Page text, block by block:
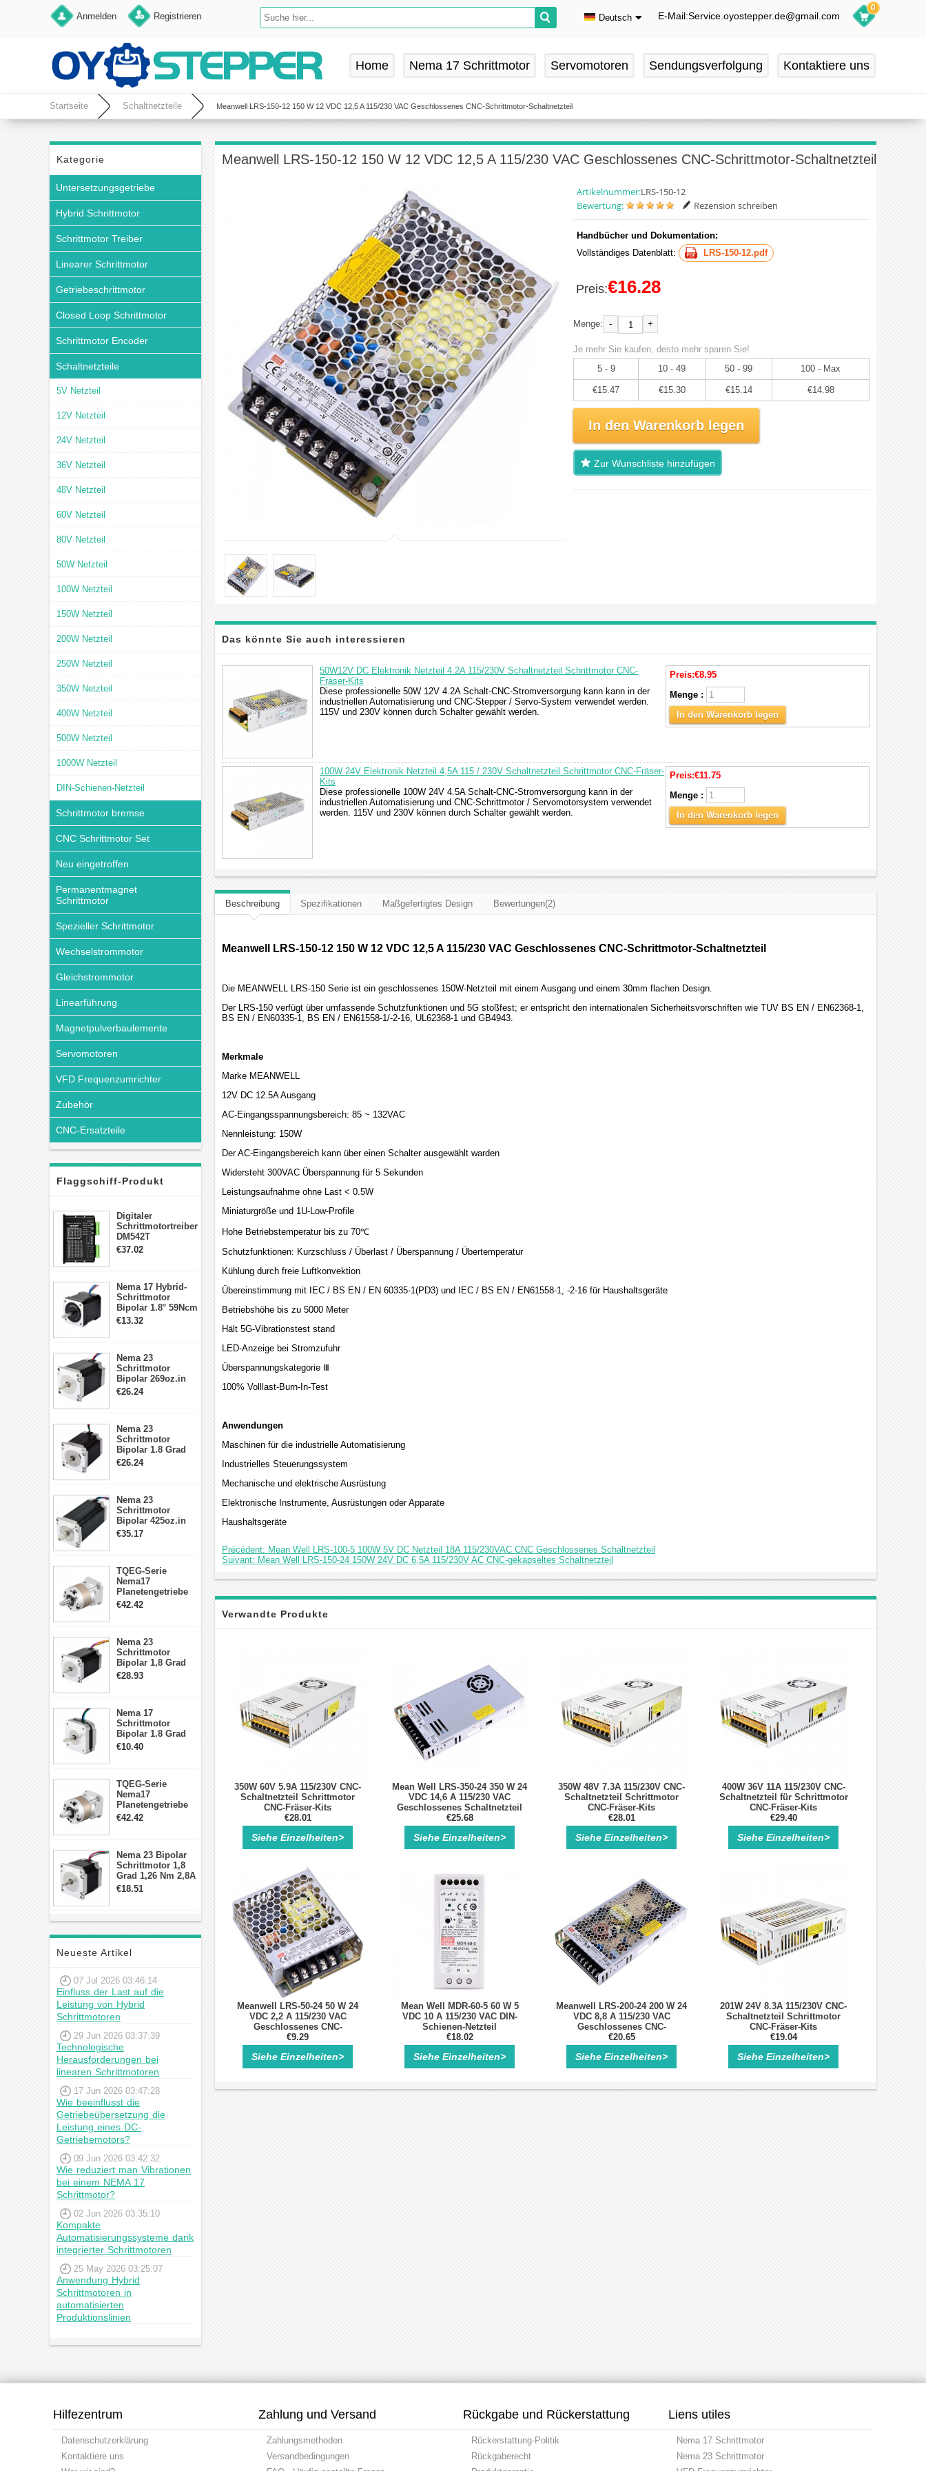
Anmelden Registrieren Deutsch
Deutsch
E-Mail:Service.oyostepper.de@gmail.com
0
Home Nema 17 Schrittmotor Servomotoren Sendungsverfolgung Kontaktiere uns
Startseite Schaltnetzteile Meanwell LRS-150-12 150 W 12 VDC 12,5 A 115/230 VAC Geschlossenes CNC-Schrittmotor-Schaltnetzteil
Kategorie
Untersetzungsgetriebe
Hybrid Schrittmotor
Schrittmotor Treiber
Linearer Schrittmotor
Getriebeschrittmotor
Closed Loop Schrittmotor
Schrittmotor Encoder
Schaltnetzteile
5V Netzteil
12V Netzteil
24V Netzteil
36V Netzteil
48V Netzteil
60V Netzteil
80V Netzteil
50W Netzteil
100W Netzteil
150W Netzteil
200W Netzteil
250W Netzteil
350W Netzteil
400W Netzteil
500W Netzteil
1000W Netzteil
DIN-Schienen-Netzteil
Schrittmotor bremse
CNC Schrittmotor Set
Neu eingetroffen
Permanentmagnet
Schrittmotor
Spezieller Schrittmotor
Wechselstrommotor
Gleichstrommotor
Linearführung
Magnetpulverbaulemente
Servomotoren
VFD Frequenzumrichter
Zubehör
CNC-Ersatzteile
Flaggschiff-Produkt
Digitaler
Schrittmotortreiber
DM542T
Schrittmotor
Schrittmotor
€37.02
Nema 17 Hybrid-
Schrittmotor
Bipolar 1.8° 59Ncm
2A 4 Drähte mit 1m
€13.32
Nema 23
Schrittmotor
Bipolar 269oz.in
2,8A 57x57x76mm
€26.24
Nema 23
Schrittmotor
Bipolar 1.8 Grad
1.9Nm 3A 3.36V 4
€26.24
Nema 23
Schrittmotor
Bipolar 425oz.in
4.2A 57x57x114mm
€35.17
TQEG-Serie
Nema17
Planetengetriebe
5:1 Spiel 15Arc-
€42.42
Nema 23
Schrittmotor
Bipolar 1,8 Grad
2,83Nm 4 A 2,26V
€28.93
Nema 17
Schrittmotor
Bipolar 1.8 Grad
8.7Ncm 1A 3.5V 4
€10.40
TQEG-Serie
Nema17
Planetengetriebe
10:1 Spiel 15Arc-
€42.42
Nema 23 Bipolar
Schrittmotor 1,8
Grad 1,26 Nm 2,8A
2,5V 4 Drähte
€18.51
Neueste Artikel
07 Jul 2026 03:46:14
Einfluss der Last auf die
Leistung von Hybrid
Schrittmotoren
29 Jun 2026 03:37:39
Technologische
Herausforderungen bei
linearen Schrittmotoren
17 Jun 2026 03:47:28
Wie beeinflusst die
Getriebeübersetzung die
Leistung eines DC-
Getriebemotors?
09 Jun 2026 03:42:32
Wie reduziert man Vibrationen
bei einem NEMA 17
Schrittmotor?
02 Jun 2026 03:35:10
Kompakte
Automatisierungssysteme dank
integrierter Schrittmotoren
25 May 2026 03:25:07
Anwendung Hybrid
Schrittmotoren in
automatisierten
Produktionslinien
Meanwell LRS-150-12 150 W 12 VDC 12,5 A 115/230 VAC Geschlossenes CNC-Schrittmotor-Schaltnetzteil
Artikelnummer:LRS-150-12
Bewertung:
Rezension schreiben
Handbücher und Dokumentation:
Vollständiges Datenblatt:
LRS-150-12.pdf
Preis:€16.28
Menge: - +
Je mehr Sie kaufen, desto mehr sparen Sie!
5 - 9
10 - 49 50 - 99 100 - Max
€15.47 €15.30 €15.14 €14.98
In den Warenkorb legen
Zur Wunschliste hinzufügen
Das könnte Sie auch interessieren
50W12V DC Elektronik Netzteil 4.2A 115/230V Schaltnetzteil Schrittmotor CNC-
Fräser-Kits
Diese professionelle 50W 12V 4.2A Schalt-CNC-Stromversorgung kann kann in der
industriellen Automatisierung und CNC-Stepper / Servo-System verwendet werden.
115V und 230V können durch Schalter gewählt werden.
Preis:€8.95
Menge :
In den Warenkorb legen
100W 24V Elektronik Netzteil 4,5A 115 / 230V Schaltnetzteil Schrittmotor CNC-Fräser-
Kits
Diese professionelle 100W 24V 4.5A Schalt-CNC-Stromversorgung kann in der
industriellen Automatisierung und CNC-Schrittmotor / Servomotorsystem verwendet
werden. 115V und 230V können durch Schalter gewählt werden.
Preis:€11.75
Menge :
In den Warenkorb legen
Beschreibung Spezifikationen Maßgefertigtes Design Bewertungen(2)
Meanwell LRS-150-12 150 W 12 VDC 12,5 A 115/230 VAC Geschlossenes CNC-Schrittmotor-Schaltnetzteil
Die MEANWELL LRS-150 Serie ist ein geschlossenes 150W-Netzteil mit einem Ausgang und einem 30mm flachen Design.
Der LRS-150 verfügt über umfassende Schutzfunktionen und 5G stoßfest; er entspricht den internationalen Sicherheitsvorschriften wie TUV BS EN / EN62368-1,
BS EN / EN60335-1, BS EN / EN61558-1/-2-16, UL62368-1 und GB4943.
Merkmale
Marke MEANWELL
12V DC 12.5A Ausgang
AC-Eingangsspannungsbereich: 85 ~ 132VAC
Nennleistung: 150W
Der AC-Eingangsbereich kann über einen Schalter ausgewählt warden
Widersteht 300VAC Überspannung für 5 Sekunden
Leistungsaufnahme ohne Last < 0.5W
Miniaturgröße und 1U-Low-Profile
Hohe Betriebstemperatur bis zu 70℃
Schutzfunktionen: Kurzschluss / Überlast / Überspannung / Übertemperatur
Kühlung durch freie Luftkonvektion
Übereinstimmung mit IEC / BS EN / EN 60335-1(PD3) und IEC / BS EN / EN61558-1, -2-16 für Haushaltsgeräte
Betriebshöhe bis zu 5000 Meter
Hält 5G-Vibrationstest stand
LED-Anzeige bei Stromzufuhr
Überspannungskategorie Ⅲ
100% Volllast-Burn-In-Test
Anwendungen
Maschinen für die industrielle Automatisierung
Industrielles Steuerungssystem
Mechanische und elektrische Ausrüstung
Elektronische Instrumente, Ausrüstungen oder Apparate
Haushaltsgeräte
Précédent: Mean Well LRS-100-5 100W 5V DC Netzteil 18A 115/230VAC CNC Geschlossenes Schaltnetzteil
Suivant: Mean Well LRS-150-24 150W 24V DC 6,5A 115/230V AC CNC-gekapseltes Schaltnetzteil
Verwandte Produkte
350W 60V 5.9A 115/230V CNC-
Schaltnetzteil Schrittmotor
CNC-Fräser-Kits
€28.01
Siehe Einzelheiten>
Mean Well LRS-350-24 350 W 24
VDC 14,6 A 115/230 VAC
Geschlossenes Schaltnetzteil
€25.68
Siehe Einzelheiten>
350W 48V 7.3A 115/230V CNC-
Schaltnetzteil Schrittmotor
CNC-Fräser-Kits
€28.01
Siehe Einzelheiten>
400W 36V 11A 115/230V CNC-
Schaltnetzteil für Schrittmotor
CNC-Fräser-Kits
€29.40
Siehe Einzelheiten>
Meanwell LRS-50-24 50 W 24
VDC 2,2 A 115/230 VAC
Geschlossenes CNC-
Schaltnetzteil
€9.29
Siehe Einzelheiten>
Mean Well MDR-60-5 60 W 5
VDC 10 A 115/230 VAC DIN-
Schienen-Netzteil
€18.02
Siehe Einzelheiten>
Meanwell LRS-200-24 200 W 24
VDC 8,8 A 115/230 VAC
Geschlossenes CNC-
Schaltnetzteil
€20.65
Siehe Einzelheiten>
201W 24V 8.3A 115/230V CNC-
Schaltnetzteil Schrittmotor
CNC-Fräser-Kits
€19.04
Siehe Einzelheiten>
Hilfezentrum
Datenschutzerklärung
Kontaktiere uns
Zahlung und Versand
Zahlungsmethoden
Versandbedingungen
Rückgabe und Rückerstattung
Rückerstattung-Politik
Rückgaberecht
Liens utiles
Nema 17 Schrittmotor
Nema 23 Schrittmotor